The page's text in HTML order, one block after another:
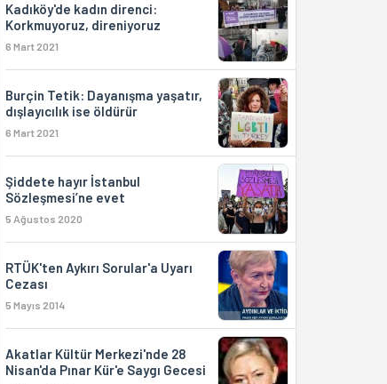
Kadıköy'de kadın direnci:
Korkmuyoruz, direniyoruz
6 Mart 2021
Burçin Tetik: Dayanışma yaşatır,
dışlayıcılık ise öldürür
6 Mart 2021
Şiddete hayır İstanbul
Sözleşmesi’ne evet
5 Ağustos 2020
RTÜK'ten Aykırı Sorular'a Uyarı
Cezası
5 Mayıs 2014
Akatlar Kültür Merkezi'nde 28
Nisan'da Pınar Kür'e Saygı Gecesi